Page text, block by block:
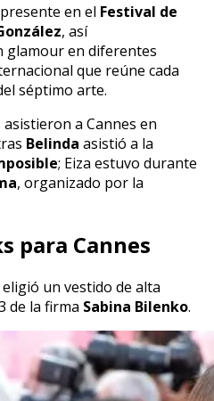
en el Festival de
, así
glamour en diferentes
que reúne cada
séptimo arte.
a Cannes en
Belinda asistió a la
; Eiza estuvo durante
, organizado por la
para Cannes
un vestido de alta
de la firma Sabina Bilenko.